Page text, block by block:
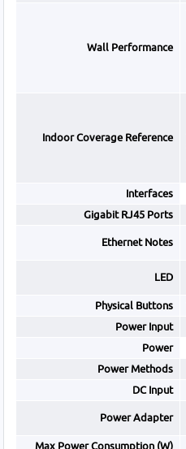
Wall Performance
Indoor Coverage Reference
Interfaces
Gigabit RJ45 Ports
Ethernet Notes
LED
Physical Buttons
Power Input
Power
Power Methods
DC Input
Power Adapter
Max Power Consumption (W)